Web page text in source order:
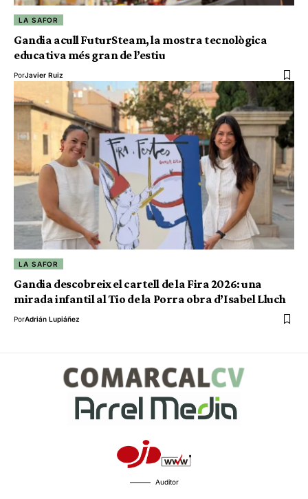
LA SAFOR
Gandia acull FuturSteam, la mostra tecnològica
educativa més gran de l’estiu
PorJavier Ruiz
LA SAFOR
Gandia descobreix el cartell de la Fira 2026: una
mirada infantil al Tio de la Porra obra d’Isabel Lluch
PorAdrián Lupiáñez
Auditor